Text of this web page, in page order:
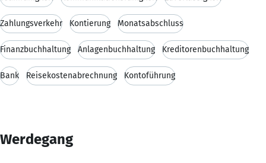
Zahlungsverkehr Kontierung Monatsabschluss
Finanzbuchhaltung Anlagenbuchhaltung Kreditorenbuchhaltung
Bank Reisekostenabrechnung Kontoführung
Werdegang